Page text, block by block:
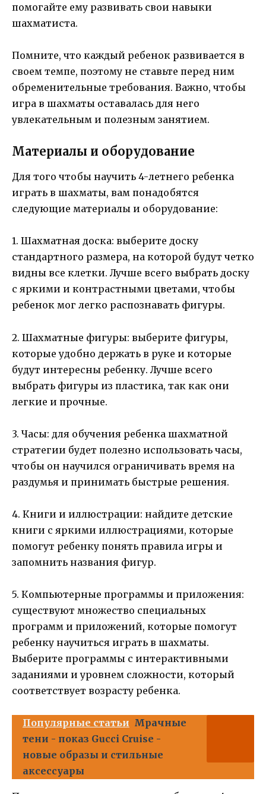
помогайте ему развивать свои навыки
шахматиста.
Помните, что каждый ребенок развивается в
своем темпе, поэтому не ставьте перед ним
обременительные требования. Важно, чтобы
игра в шахматы оставалась для него
увлекательным и полезным занятием.
Материалы и оборудование
Для того чтобы научить 4-летнего ребенка
играть в шахматы, вам понадобятся
следующие материалы и оборудование:
1. Шахматная доска: выберите доску
стандартного размера, на которой будут четко
видны все клетки. Лучше всего выбрать доску
с яркими и контрастными цветами, чтобы
ребенок мог легко распознавать фигуры.
2. Шахматные фигуры: выберите фигуры,
которые удобно держать в руке и которые
будут интересны ребенку. Лучше всего
выбрать фигуры из пластика, так как они
легкие и прочные.
3. Часы: для обучения ребенка шахматной
стратегии будет полезно использовать часы,
чтобы он научился ограничивать время на
раздумья и принимать быстрые решения.
4. Книги и иллюстрации: найдите детские
книги с яркими иллюстрациями, которые
помогут ребенку понять правила игры и
запомнить названия фигур.
5. Компьютерные программы и приложения:
существуют множество специальных
программ и приложений, которые помогут
ребенку научиться играть в шахматы.
Выберите программы с интерактивными
заданиями и уровнем сложности, который
соответствует возрасту ребенка.
Популярные статьи Мрачные
тени - показ Gucci Cruise -
новые образы и стильные
аксессуары